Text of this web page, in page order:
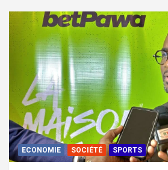
ECONOMIE SOCIÉTÉ SPORTS